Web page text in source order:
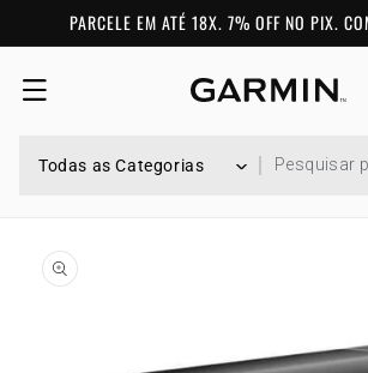
Pular para o conteúdo
PARCELE EM ATÉ 18X. 7% OFF NO PIX.
Pular para as informações do produto